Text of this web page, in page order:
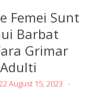
Femei Sunt
Barbat
Grimar
August 15, 2023